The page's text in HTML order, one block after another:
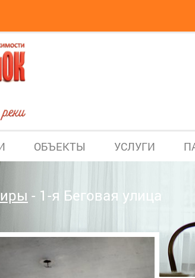
ОБЪЕКТЫ УСЛУГИ
1-я Беговая улица